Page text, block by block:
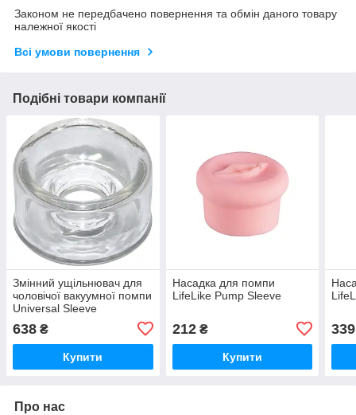
Законом не передбачено повернення та обмін даного товару
належної якості
Всі умови повернення
Подібні товари компанії
Змінний ущільнювач для
чоловічої вакуумної помпи
Universal Sleeve
638 ₴
Купити
Насадка для помпи
LifeLike Pump Sleeve
212₴
Купити
339
Про нас